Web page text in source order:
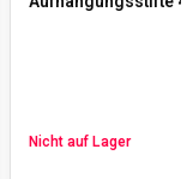
Nicht auf Lager